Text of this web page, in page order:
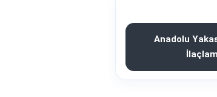
Anadolu